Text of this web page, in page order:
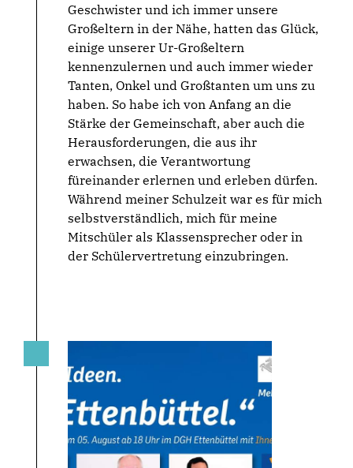
Geschwister und ich immer unsere
Großeltern in der Nähe, hatten das Glück,
einige unserer Ur-Großeltern
kennenzulernen und auch immer wieder
Tanten, Onkel und Großtanten um uns zu
haben. So habe ich von Anfang an die
Stärke der Gemeinschaft, aber auch die
Herausforderungen, die aus ihr
erwachsen, die Verantwortung
füreinander erlernen und erleben dürfen.
Während meiner Schulzeit war es für mich
selbstverständlich, mich für meine
Mitschüler als Klassensprecher oder in
der Schülervertretung einzubringen.